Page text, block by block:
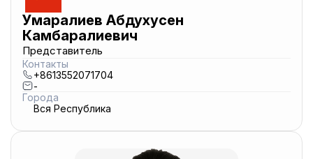
Умаралиев Абдухусен
Камбаралиевич
Представитель
Контакты
+8613552071704
-
Города
Вся Республика